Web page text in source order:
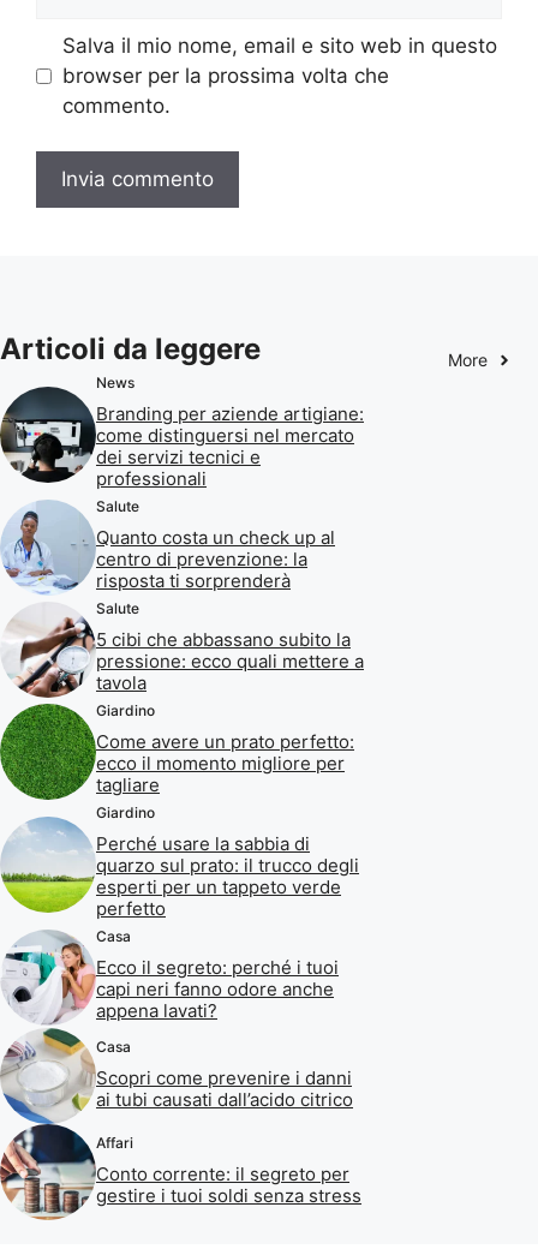
web
Salva il mio nome, email e sito web in questo
browser per la prossima volta che
commento.
Articoli da leggere More
News
Branding per aziende artigiane:
come distinguersi nel mercato
dei servizi tecnici e
professionali
Salute
Quanto costa un check up al
centro di prevenzione: la
risposta ti sorprenderà
Salute
5 cibi che abbassano subito la
pressione: ecco quali mettere a
tavola
Giardino
Come avere un prato perfetto:
ecco il momento migliore per
tagliare
Giardino
Perché usare la sabbia di
quarzo sul prato: il trucco degli
esperti per un tappeto verde
perfetto
Casa
Ecco il segreto: perché i tuoi
capi neri fanno odore anche
appena lavati?
Casa
Scopri come prevenire i danni
ai tubi causati dall’acido citrico
Affari
Conto corrente: il segreto per
gestire i tuoi soldi senza stress